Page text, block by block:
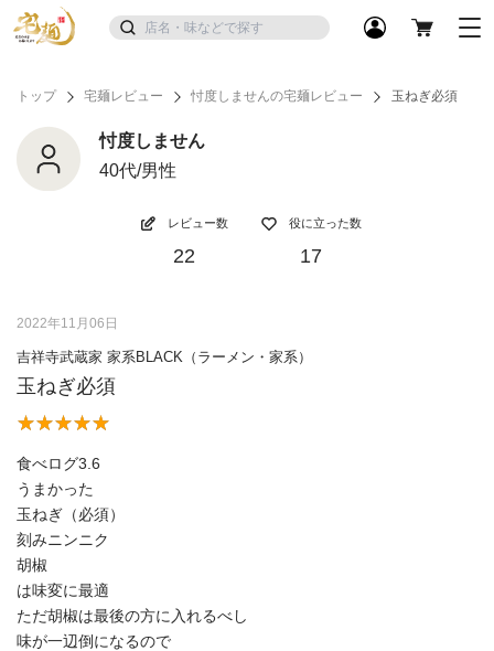
トップ 宅麺レビュー 忖度しませんの宅麺レビュー 玉ねぎ必須
忖度しません
40代/男性
レビュー数
22
役に立った数
17
2022年11月06日
吉祥寺武蔵家 家系BLACK（ラーメン・家系）
玉ねぎ必須
食べログ3.6
うまかった
玉ねぎ（必須）
刻みニンニク
胡椒
は味変に最適
ただ胡椒は最後の方に入れるべし
味が一辺倒になるので